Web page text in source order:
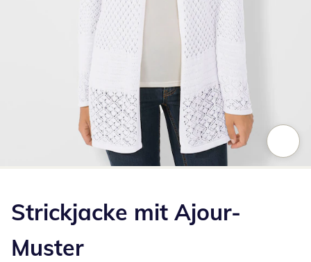
Strickjacke mit Ajour-
Muster